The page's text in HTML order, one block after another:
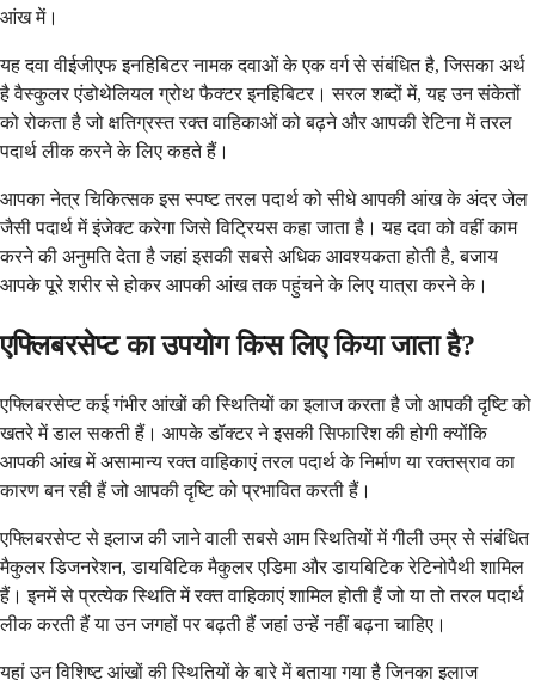
आंख में।
यह दवा वीईजीएफ इनहिबिटर नामक दवाओं के एक वर्ग से संबंधित है, जिसका अर्थ
है वैस्कुलर एंडोथेलियल ग्रोथ फैक्टर इनहिबिटर। सरल शब्दों में, यह उन संकेतों
को रोकता है जो क्षतिग्रस्त रक्त वाहिकाओं को बढ़ने और आपकी रेटिना में तरल
पदार्थ लीक करने के लिए कहते हैं।
आपका नेत्र चिकित्सक इस स्पष्ट तरल पदार्थ को सीधे आपकी आंख के अंदर जेल
जैसी पदार्थ में इंजेक्ट करेगा जिसे विट्रियस कहा जाता है। यह दवा को वहीं काम
करने की अनुमति देता है जहां इसकी सबसे अधिक आवश्यकता होती है, बजाय
आपके पूरे शरीर से होकर आपकी आंख तक पहुंचने के लिए यात्रा करने के।
एफ्लिबरसेप्ट का उपयोग किस लिए किया जाता है?
एफ्लिबरसेप्ट कई गंभीर आंखों की स्थितियों का इलाज करता है जो आपकी दृष्टि को
खतरे में डाल सकती हैं। आपके डॉक्टर ने इसकी सिफारिश की होगी क्योंकि
आपकी आंख में असामान्य रक्त वाहिकाएं तरल पदार्थ के निर्माण या रक्तस्राव का
कारण बन रही हैं जो आपकी दृष्टि को प्रभावित करती हैं।
एफ्लिबरसेप्ट से इलाज की जाने वाली सबसे आम स्थितियों में गीली उम्र से संबंधित
मैकुलर डिजनरेशन, डायबिटिक मैकुलर एडिमा और डायबिटिक रेटिनोपैथी शामिल
हैं। इनमें से प्रत्येक स्थिति में रक्त वाहिकाएं शामिल होती हैं जो या तो तरल पदार्थ
लीक करती हैं या उन जगहों पर बढ़ती हैं जहां उन्हें नहीं बढ़ना चाहिए।
यहां उन विशिष्ट आंखों की स्थितियों के बारे में बताया गया है जिनका इलाज